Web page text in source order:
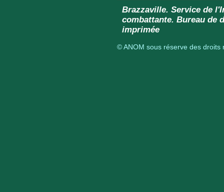
Brazzaville. Service de
combattante. Bureau de
imprimée
© ANOM sous réserve des